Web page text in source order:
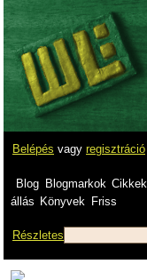
Belépés vagy regisztráció
Blog Blogmarkok Cikkek
állás Könyvek Friss
Részletes